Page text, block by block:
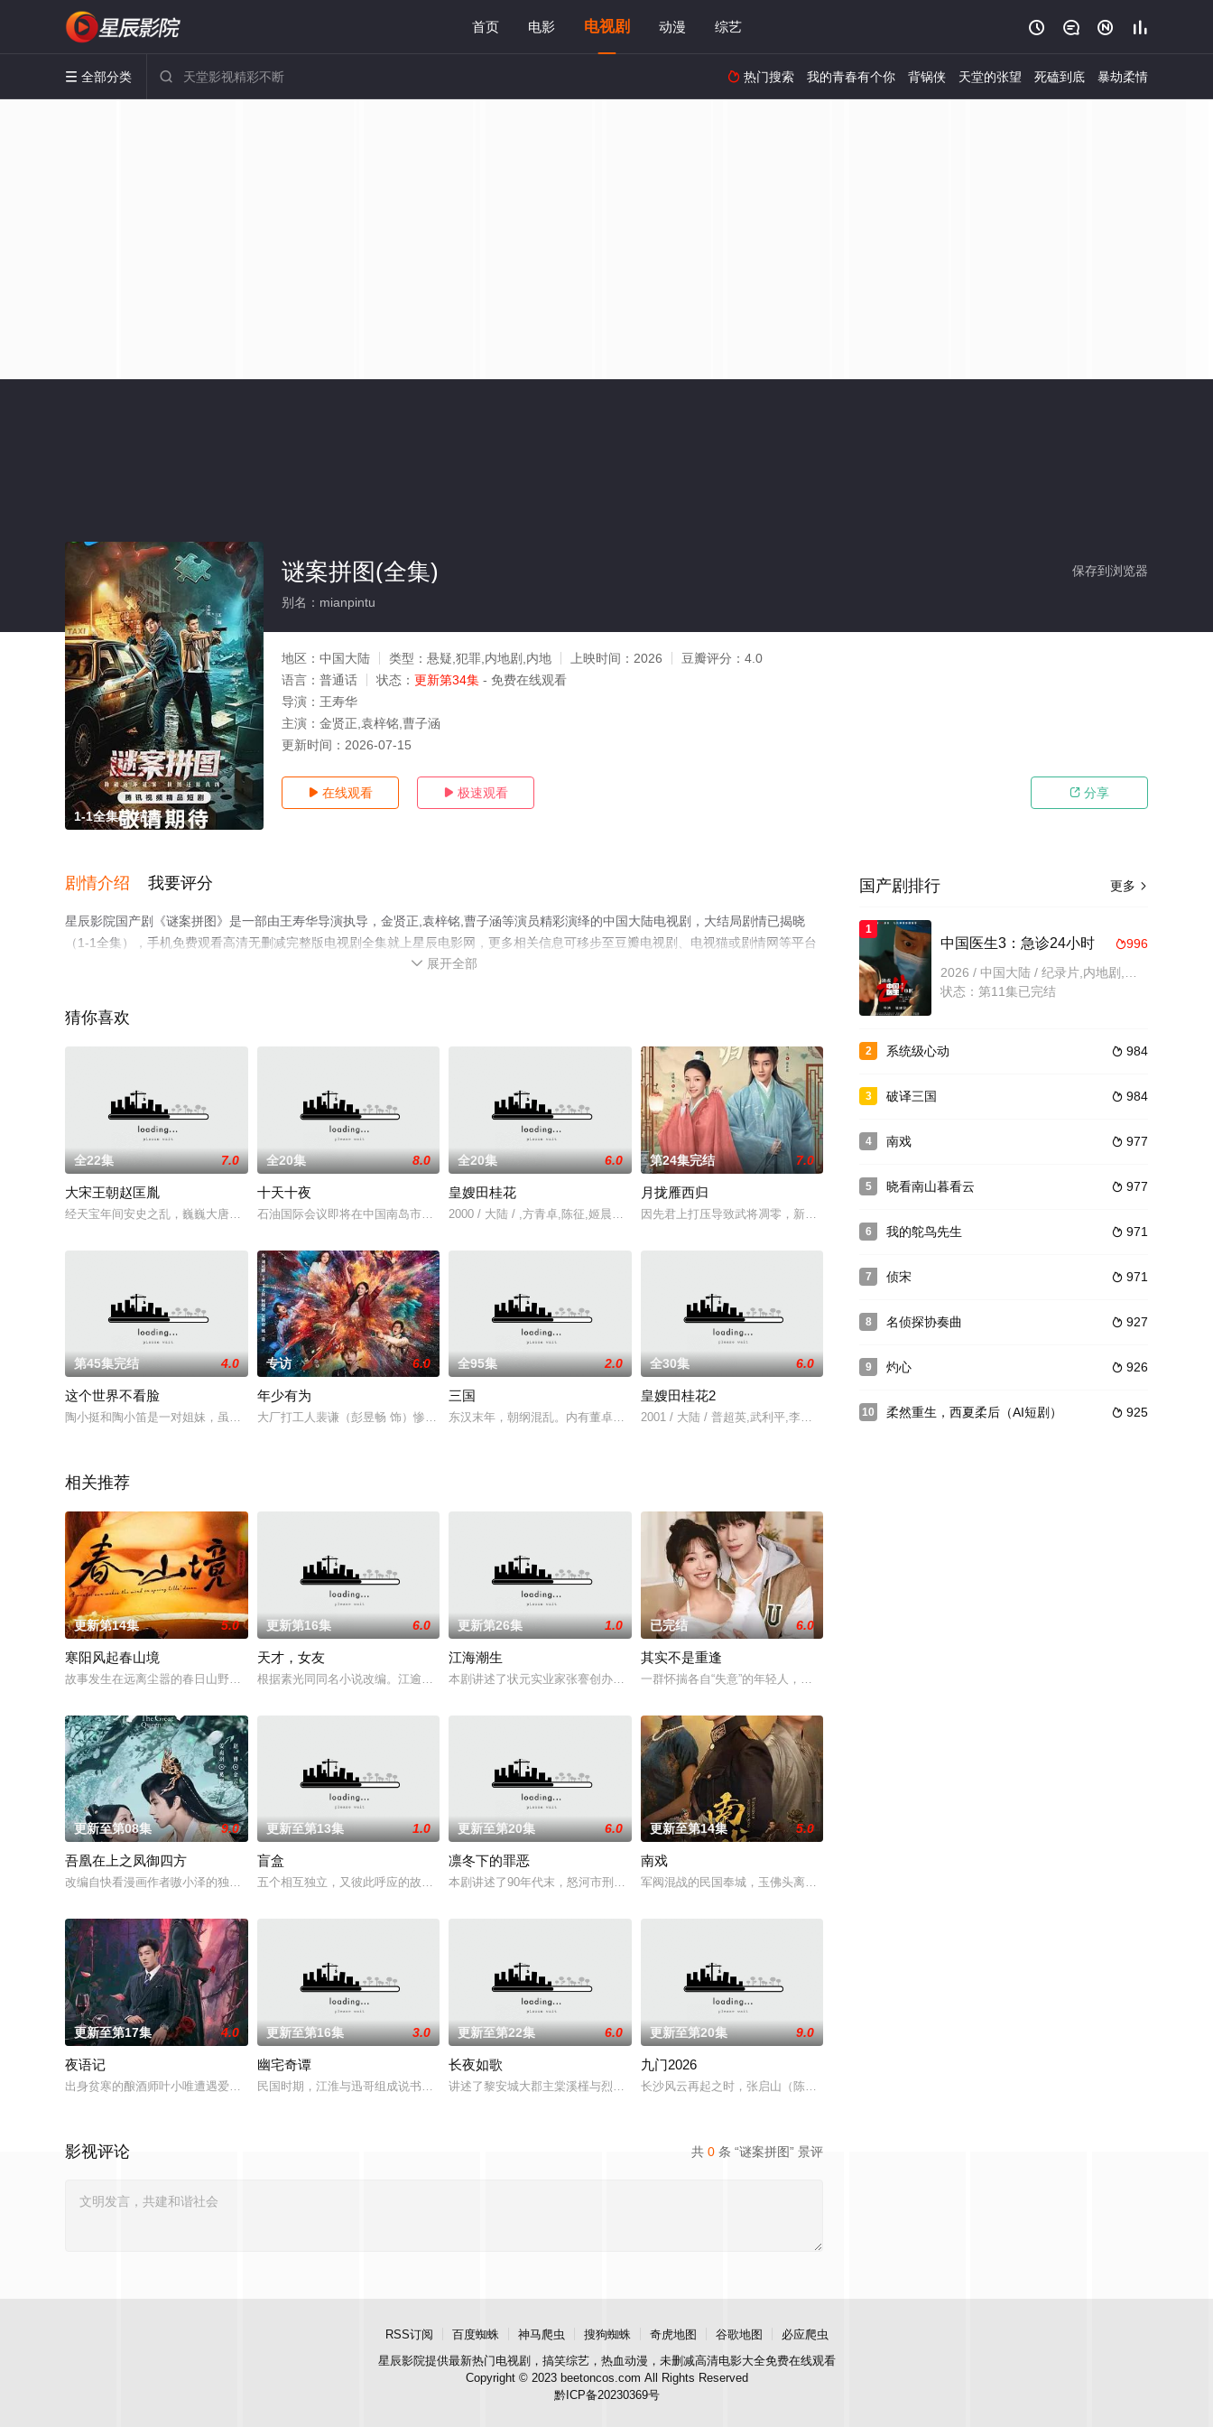
首页 电影 电视剧 动漫 综艺    
 全部分类   热门搜索 我的青春有个你 背锅侠 天堂的张望 死磕到底 暴劫柔情
1-1全集/大结局
保存到浏览器
谜案拼图(全集)
别名：mianpintu
地区： 中国大陆 类型： 悬疑,犯罪,内地剧,内地 上映时间： 2026 豆瓣评分： 4.0
语言： 普通话 状态： 更新第34集 - 免费在线观看
导演： 王寿华
主演： 金贤正,袁梓铭,曹子涵
更新时间： 2026-07-15
 在线观看  极速观看  分享
剧情介绍 我要评分
星辰影院国产剧《谜案拼图》是一部由王寿华导演执导，金贤正,袁梓铭,曹子涵等演员精彩演绎的中国大陆电视剧，大结局剧情已揭晓
（1-1全集），手机免费观看高清无删减完整版电视剧全集就上星辰电影网，更多相关信息可移步至豆瓣电视剧、电视猫或剧情网等平台
 展开全部
猜你喜欢
全22集 7.0
大宋王朝赵匡胤
经天宝年间安史之乱，巍巍大唐进入了无可逆转的衰败时期，辉煌不再，五代十国的混乱时代随即到来。群雄逐鹿中原，你方唱罢我登场，各方豪梁
全20集 8.0
十天十夜
石油国际会议即将在中国南岛市召开，会议的主要内容是亚布国的石油项目竞标。
全20集 6.0
皇嫂田桂花
2000 / 大陆 / ,方青卓,陈征,姬晨牧,周璐,李洪涛,赵彦民,傅晶,卢星宇
第24集完结 7.0
月拢雁西归
因先君上打压导致武将凋零，新帝面临内忧外患，将军之子南辰筱扮女避祸，燕霖特赐婚他与扮男入仕的芮祤
第45集完结 4.0
这个世界不看脸
陶小挺和陶小笛是一对姐妹，虽然只相差一岁却长相极其相似。两人一起来到大城市打拼，妹妹陶小挺一直奋发进取，姐姐陶小笛却希望走捷径，于
专访 6.0
年少有为
大厂打工人裴谦（彭昱畅 饰）惨遭辞退之际，意外奇遇神秘大佬的邀请，创办了一家必须以亏损为目标的公司。于是他集齐各种不靠谱的虾兵蟹将
全95集 2.0
三国
东汉末年，朝纲混乱。内有董卓（吕晓禾 饰）巨奸权倾朝野，专横跋扈；外有黄巾军起义，撼动社稷。时有曹操（陈建斌 饰）韬光养晦，欲为国
全30集 6.0
皇嫂田桂花2
2001 / 大陆 / 普超英,武利平,李洪涛,张明健,陈征,林静,赵彦民
相关推荐
更新第14集 5.0
寒阳风起春山境
故事发生在远离尘嚣的春日山野，两个孤独的人因机缘巧合相遇。一人背负过往伤痕，避世居于深山；一人心怀迷茫，于旅途中误入这片山林。在四
更新第16集 6.0
天才，女友
根据素光同同名小说改编。江逾白长大以后，林知夏忽然对他说：“江逾白，我喜欢你，哲学和生物学意义上的喜欢。”那个夜晚，他脸颊微热，还
更新第26集 1.0
江海潮生
本剧讲述了状元实业家张謇创办大生企业，实业报国的故事。甲午战争后，国家蒙羞，张謇虽高中状元，却渴望寻求强国之路。他毅然弃政从商，殚
已完结 6.0
其实不是重逢
一群怀揣各自“失意”的年轻人，在沿海小城南安相遇相知，他们决心各展所长创办旅行社。他们以当地的特色
更新至第08集 9.0
吾凰在上之凤御四方
改编自快看漫画作者嗷小泽的独家连载漫画《吾凰在上》。
更新至第13集 1.0
盲盒
五个相互独立，又彼此呼应的故事——用一场精心策划的“夏令营”完成复仇的受害者；临终前与遗憾和解的“无用之人”；共享同一具躯体的人格
更新至第20集 6.0
凛冬下的罪恶
本剧讲述了90年代末，怒河市刑侦支队在无普及监控、无DNA鉴定技术的支持下，通过摸排、勘查等传统刑侦手段，接连破获数起重案要案的艰
更新至第14集 5.0
南戏
军阀混战的民国奉城，玉佛头离奇失窃，戏班主横尸戏台，将冷血少帅许又安与昆曲名伶荣筱楠推向不死不休
更新至第17集 4.0
夜语记
出身贫寒的酿酒师叶小唯遭遇爱人程桉、恩师林晚媚的双重背叛。她从恨意中涅槃重生，借私生女桑落的身份入住程家。她步步为营，周旋在各怀心
更新至第16集 3.0
幽宅奇谭
民国时期，江淮与迅哥组成说书班子，偶遇“白天人住屋，晚上鬼占房”的阴阳宅，江淮被掳走配“阴婚”。他与女探长穆英搭档，侦破阎王娶亲、
更新至第22集 6.0
长夜如歌
讲述了黎安城大郡主棠溪槿与烈云峥之间曲折动人的情感，以及他们在复杂局势中坚守初心、勇敢面对困难的爱情故事。通过剧中主人公在成长的道
更新至第20集 9.0
九门2026
长沙风云再起之时，张启山（陈伟霆 饰）与吴老狗（曾舜晞 饰）强强联手，携手霍仙姑（陈瑶 饰）与九门诸
共 0 条 “谜案拼图” 景评
影视评论
更多 
国产剧排行
1
996
中国医生3：急诊24小时
状态：第11集已完结
2  984
系统级心动
3  984
破译三国
4  977
南戏
5  977
晓看南山暮看云
6  971
我的鸵鸟先生
7  971
侦宋
8  927
名侦探协奏曲
9  926
灼心
10  925
柔然重生，西夏柔后（AI短剧）
RSS订阅 百度蜘蛛 神马爬虫 搜狗蜘蛛 奇虎地图 谷歌地图
必应爬虫
星辰影院提供最新热门电视剧，搞笑综艺，热血动漫，未删减高清电影大全免费在线观看
Copyright © 2023 beetoncos.com All Rights Reserved
黔ICP备20230369号